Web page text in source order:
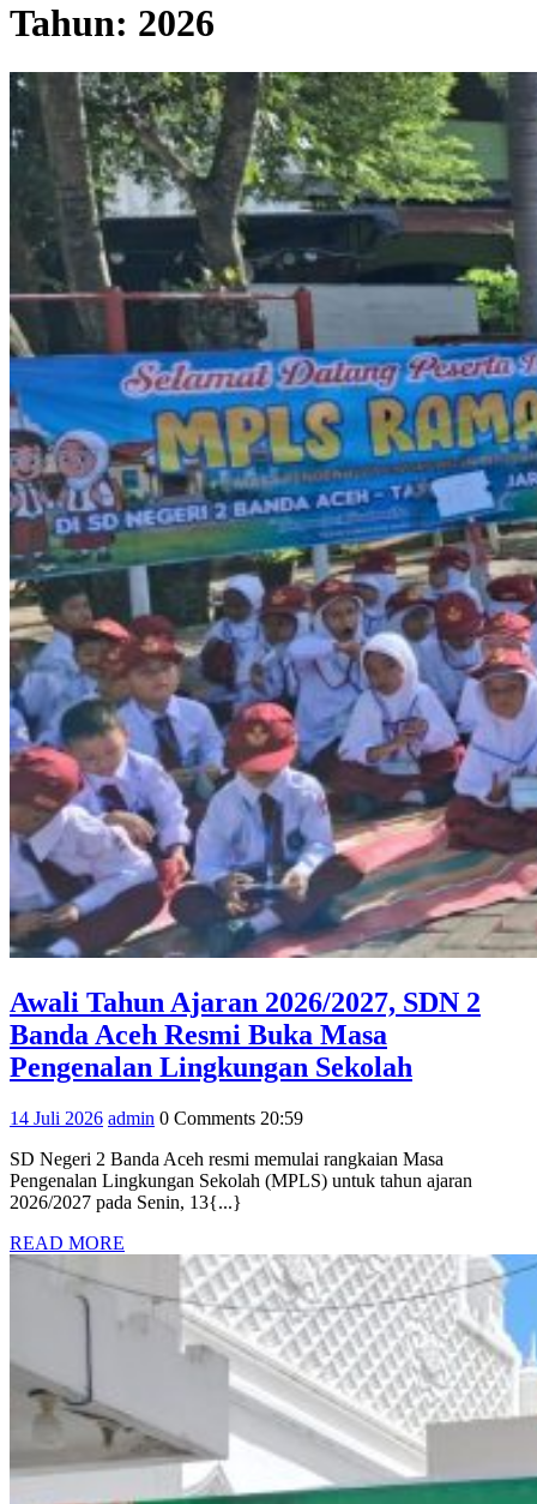
Tahun: 2026
Awali Tahun Ajaran 2026/2027, SDN 2
Banda Aceh Resmi Buka Masa
Pengenalan Lingkungan Sekolah
2026/
SDN
Banda
Aceh
Resmi
Buka
Masa
Sekolah
14 Juli 202614
2026
admin admin
0 Comments 20:59
SD Negeri 2 Banda Aceh resmi memulai rangkaian Masa
Pengenalan Lingkungan Sekolah (MPLS) untuk tahun ajaran
2026/2027 pada Senin, 13{...}
READ MORE